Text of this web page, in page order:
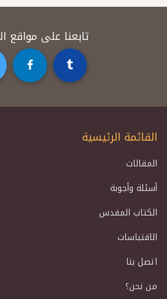
تابعنا على مواقع
القائمة الرئيسية
المقالات
أسئلة وأجوبة
الكتاب المقدس
الاقتباسات
اتصل بنا
من نحن؟